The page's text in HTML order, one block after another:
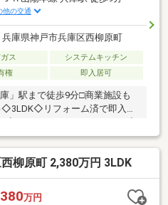
他の交通
兵庫県神戸市兵庫区西柳原町
ス
システムキッチン
権 即入居可
」駅まで徒歩9分□商業施設も
リフォーム済で即入居
◇キッチンにパントリーあり◇
備サンディ…徒歩6分（約450
約400ｍ）兵庫大開小学校…徒歩
5分（約400ｍ）
柳原町 2,380万円 3LDK
万円